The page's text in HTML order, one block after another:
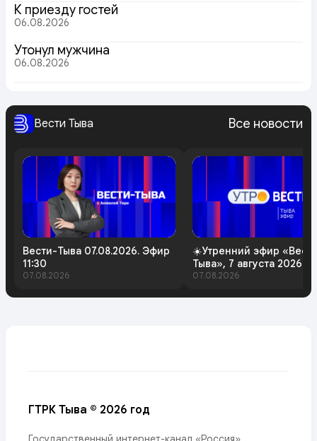
К приезду гостей
06.08.2026
Утонул мужчина
06.08.2026
Вести Тыва Все новости
Вести-Тыва 07.08.2026. Эфир
11:30
07.08.2026
☀️Утренний эфир
Тыва», 7 августа 2026
07.08.2026
ГТРК Тыва © 2026 год